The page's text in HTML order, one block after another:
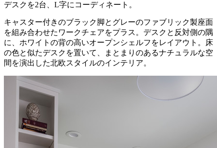
デスクを2台、L字にコーディネート。
キャスター付きのブラック脚とグレーのファブリック製座面
を組み合わせたワークチェアをプラス。デスクと反対側の隅
に、ホワイトの背の高いオープンシェルフをレイアウト。床
の色と似たデスクを置いて、まとまりのあるナチュラルな空
間を演出した北欧スタイルのインテリア。